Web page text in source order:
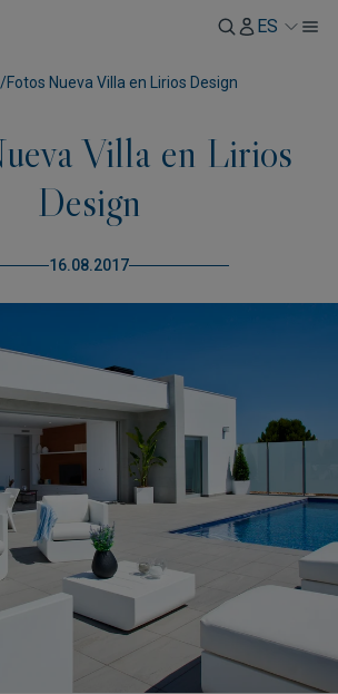
ES
/Fotos Nueva Villa en Lirios Design
Villa en Lirios
Design
16.08.2017